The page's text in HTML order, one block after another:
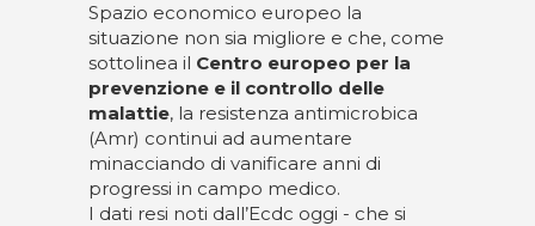
Spazio economico europeo la
situazione non sia migliore e che, come
sottolinea il Centro europeo per la
prevenzione e il controllo delle
malattie, la resistenza antimicrobica
(Amr) continui ad aumentare
minacciando di vanificare anni di
progressi in campo medico.
I dati resi noti dall’Ecdc oggi - che si